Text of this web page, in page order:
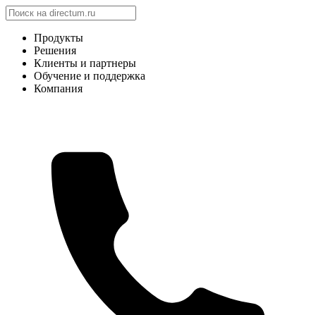
Продукты
Решения
Клиенты и партнеры
Обучение и поддержка
Компания